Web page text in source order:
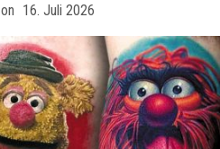
16. Juli 2026